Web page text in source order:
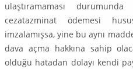
ulaştıramaması
cezatazminat ödemesi
imzalamışsa, yine bu aynı
dava açma hakkına sahip
olduğu hatadan dolayı kendi